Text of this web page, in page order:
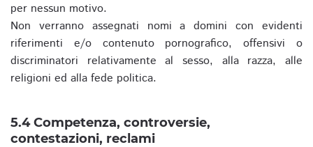
per nessun motivo.
Non verranno assegnati nomi a domini con evidenti
riferimenti e/o contenuto pornografico, offensivi o
discriminatori relativamente al sesso, alla razza, alle
religioni ed alla fede politica.
5.4 Competenza, controversie,
contestazioni, reclami